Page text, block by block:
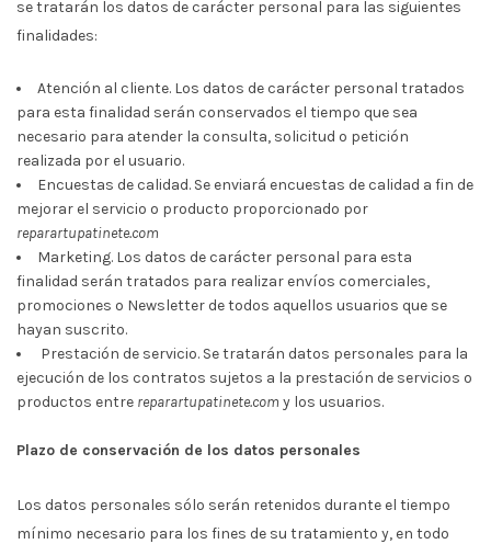
se tratarán los datos de carácter personal para las siguientes
finalidades:
Atención al cliente. Los datos de carácter personal tratados
para esta finalidad serán conservados el tiempo que sea
necesario para atender la consulta, solicitud o petición
realizada por el usuario.
Encuestas de calidad. Se enviará encuestas de calidad a fin de
mejorar el servicio o producto proporcionado por
reparartupatinete.com
Marketing. Los datos de carácter personal para esta
finalidad serán tratados para realizar envíos comerciales,
promociones o Newsletter de todos aquellos usuarios que se
hayan suscrito.
Prestación de servicio. Se tratarán datos personales para la
ejecución de los contratos sujetos a la prestación de servicios o
productos entre reparartupatinete.com y los usuarios.
Plazo de conservación de los datos personales
Los datos personales sólo serán retenidos durante el tiempo
mínimo necesario para los fines de su tratamiento y, en todo